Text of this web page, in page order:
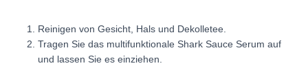
Reinigen von Gesicht, Hals und Dekolletee.
Tragen Sie das multifunktionale Shark Sauce Serum auf
und lassen Sie es einziehen.